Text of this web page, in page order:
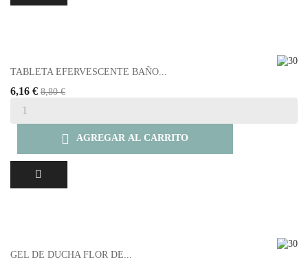
TABLETA EFERVESCENTE BAÑO...
6,16 € 8,80 €
 AGREGAR AL CARRITO
GEL DE DUCHA FLOR DE...